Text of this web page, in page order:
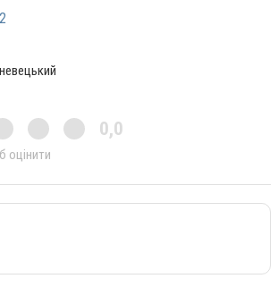
0,0
оцінити